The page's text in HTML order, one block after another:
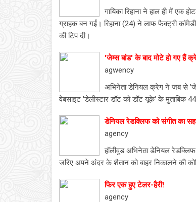
गायिका रिहाना ने हाल ही में एक
ग्राहक बन गईं। रिहाना (24) ने लाफ फैक्ट्री
की टिप दी।
'जेम्स बांड' के बाद मोटे हो गए हैं
agwency
अभिनेता डेनियल क्रेग ने जब से
वेबसाइट 'डेलीस्टार डॉट को डॉट यूके' के मुताबिक
डेनियल रेडक्लिफ को संगीत का
agency
हॉलीवुड अभिनेता डेनियल
जरिए अपने अंदर के शैतान को बाहर निकालने की
फिर एक हुए टेलर-हैरी!
agency